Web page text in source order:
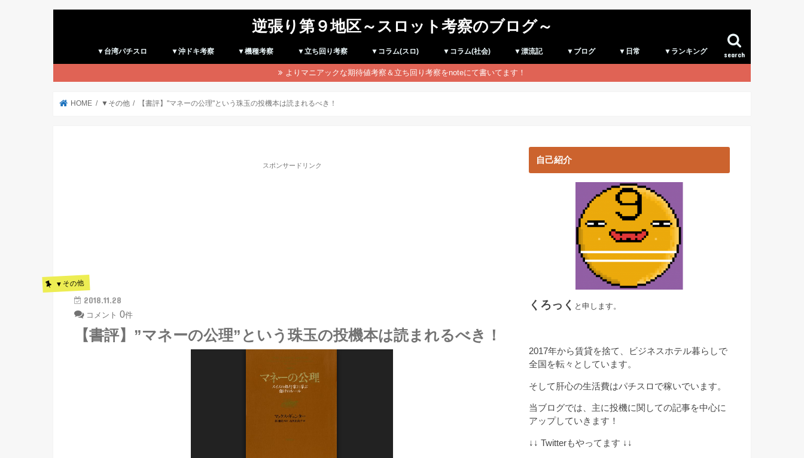
逆張り第９地区～スロット考察のブログ～
search
▼台湾パチスロ ▼沖ドキ考察 ▼機種考察 ▼立ち回り考察 ▼コラム(スロ) ▼コラム(社会) ▼漂流記 ▼ブログ ▼日常 ▼ランキング
よりマニアックな期待値考察＆立ち回り考察をnoteにて書いてます！
HOME ▼その他 【書評】"マネーの公理"という珠玉の投機本は読まれるべき！
スポンサードリンク
▼その他
2018.11.28
コメント 0件
【書評】”マネーの公理”という珠玉の投機本は読まれるべき！
自己紹介
くろっく と申します。
2017年から賃貸を捨て、ビジネスホテル暮らしで
全国を転々としています。
そして肝心の生活費はパチスロで稼いでいます。
当ブログでは、主に投機に関しての記事を中心に
アップしていきます！
↓↓ Twitterもやってます ↓↓